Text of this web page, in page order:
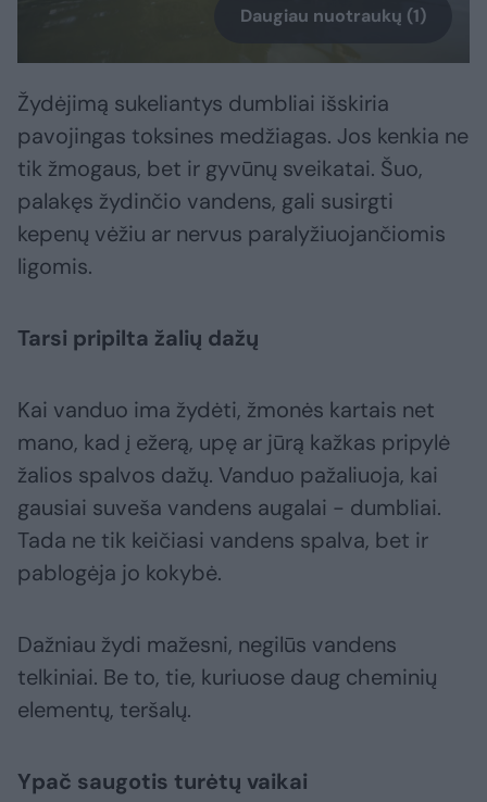
Daugiau nuotraukų (1)
Žydėjimą sukeliantys dumbliai išskiria
pavojingas toksines medžiagas. Jos kenkia ne
tik žmogaus, bet ir gyvūnų sveikatai. Šuo,
palakęs žydinčio vandens, gali susirgti
kepenų vėžiu ar nervus paralyžiuojančiomis
ligomis.
Tarsi pripilta žalių dažų
Kai vanduo ima žydėti, žmonės kartais net
mano, kad į ežerą, upę ar jūrą kažkas pripylė
žalios spalvos dažų. Vanduo pažaliuoja, kai
gausiai suveša vandens augalai - dumbliai.
Tada ne tik keičiasi vandens spalva, bet ir
pablogėja jo kokybė.
Dažniau žydi mažesni, negilūs vandens
telkiniai. Be to, tie, kuriuose daug cheminių
elementų, teršalų.
Ypač saugotis turėtų vaikai